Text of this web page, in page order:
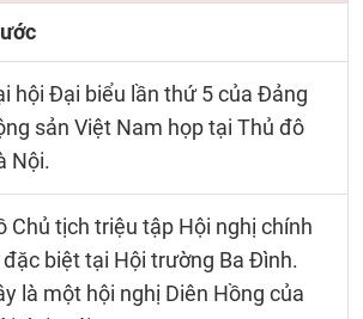
hội Đại biểu lần thứ 5 của Đảng
sản Việt Nam họp tại Thủ đô
Nội.
Chủ tịch triệu tập Hội nghị chính
biệt tại Hội trường Ba Đình.
là một hội nghị Diên Hồng của